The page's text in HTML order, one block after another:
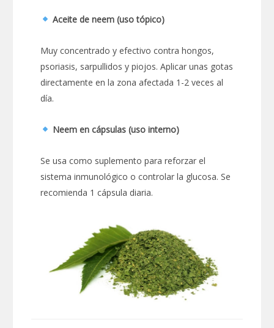
Aceite de neem (uso tópico)
Muy concentrado y efectivo contra hongos,
psoriasis, sarpullidos y piojos. Aplicar unas gotas
directamente en la zona afectada 1-2 veces al
día.
Neem en cápsulas (uso interno)
Se usa como suplemento para reforzar el
sistema inmunológico o controlar la glucosa. Se
recomienda 1 cápsula diaria.